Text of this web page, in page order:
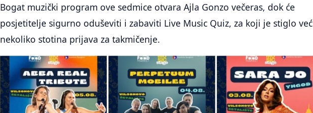
Bogat muzički program ove sedmice otvara Ajla Gonzo večeras, dok će
posjetitelje sigurno oduševiti i zabaviti Live Music Quiz, za koji je stiglo već
nekoliko stotina prijava za takmičenje.